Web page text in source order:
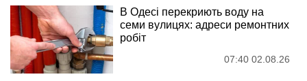
В Одесі перекриють воду на
семи вулицях: адреси ремонтних
робіт
07:40 02.08.26